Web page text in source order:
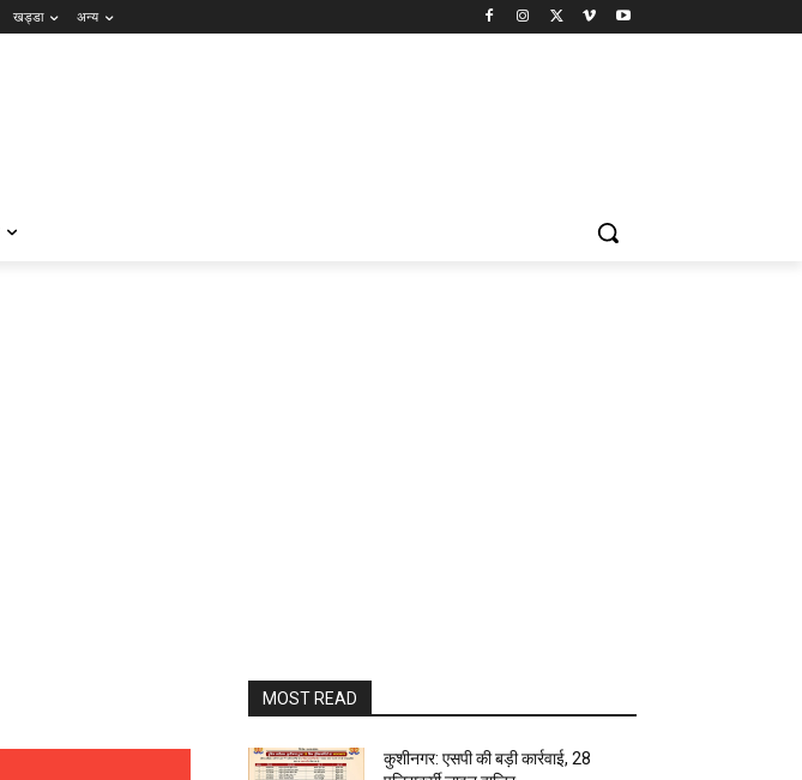
खड्डा अन्य
MOST READ
कुशीनगर: एसपी की बड़ी कार्रवाई, 28